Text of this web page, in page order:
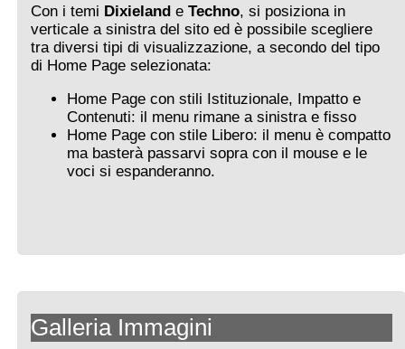
Con i temi Dixieland e Techno, si posiziona in
verticale a sinistra del sito ed è possibile scegliere
tra diversi tipi di visualizzazione, a secondo del tipo
di Home Page selezionata:
Home Page con stili Istituzionale, Impatto e
Contenuti: il menu rimane a sinistra e fisso
Home Page con stile Libero: il menu è compatto
ma basterà passarvi sopra con il mouse e le
voci si espanderanno.
Galleria Immagini